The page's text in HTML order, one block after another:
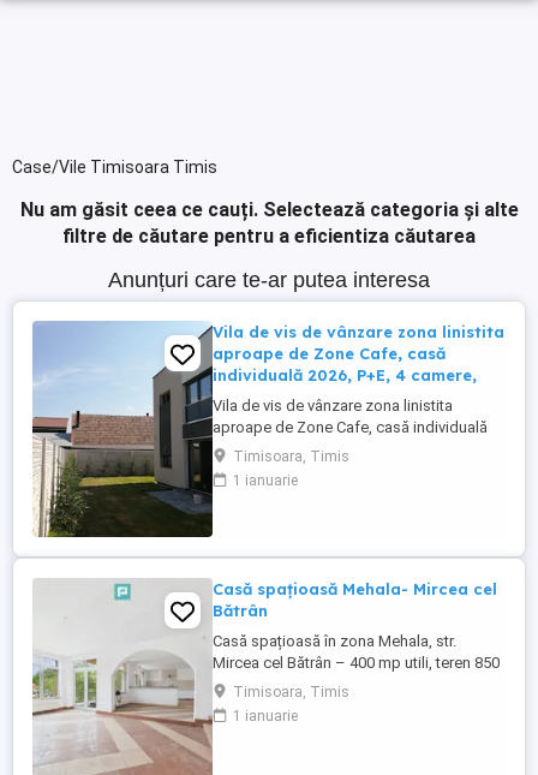
Case/Vile Timisoara Timis
Nu am găsit ceea ce cauți. Selectează categoria și alte
filtre de căutare pentru a eficientiza căutarea
Anunțuri care te-ar putea interesa
Vila de vis de vânzare zona linistita
aproape de Zone Cafe, casă
individuală 2026, P+E, 4 camere,
Vila de vis de vânzare zona linistita
aproape de Zone Cafe, casă individuală
2026, P+E, 4 camere, 3 bai, dressing,
terasa la etaj, teren 308 mp! Detalii
esențiale: Suprafață utilă: 130 mp + terasă
eficientă Teren : 308 mp, cu curte ...
Timisoara, Timis
1 ianuarie
Casă spațioasă Mehala- Mircea cel
Bătrân
Casă spațioasă în zona Mehala, str.
Mircea cel Bătrân – 400 mp utili, teren 850
mp Vă propunem spre închiriere o
proprietate generoasă situată într-una
dintre cele mai liniștite și căutate zone ale
Timisoara, Timis
1 ianuarie